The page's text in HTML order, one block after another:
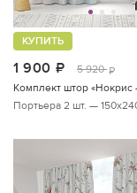
1 900 руб.
5 920 руб.
КУПИТЬ
Комплект штор «Нокрис
Портьера 2 шт. —